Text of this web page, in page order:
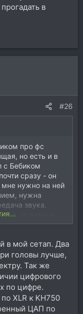
в
#26
про фс
но есть и в
с Бебиком
сразу - он
мне нужно на ней
нужна
звука.
не очень в
покручу
треке, а в МТ48
Про Х) что-то
другое.
ушей
в
в мой сетап. Два
головы лучше,
Так же
цифрового
по цифре.
XLR к KH750
ЦАП по